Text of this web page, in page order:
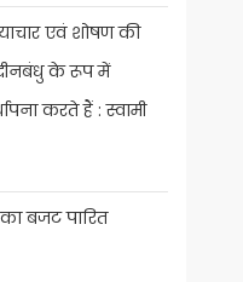
एवं शोषण की
के रूप में
करते हैं : स्वामी
बजट पारित